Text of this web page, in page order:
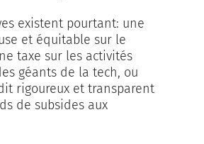
existent pourtant: une
et équitable sur le
taxe sur les activités
géants de la tech, ou
rigoureux et transparent
de subsides aux